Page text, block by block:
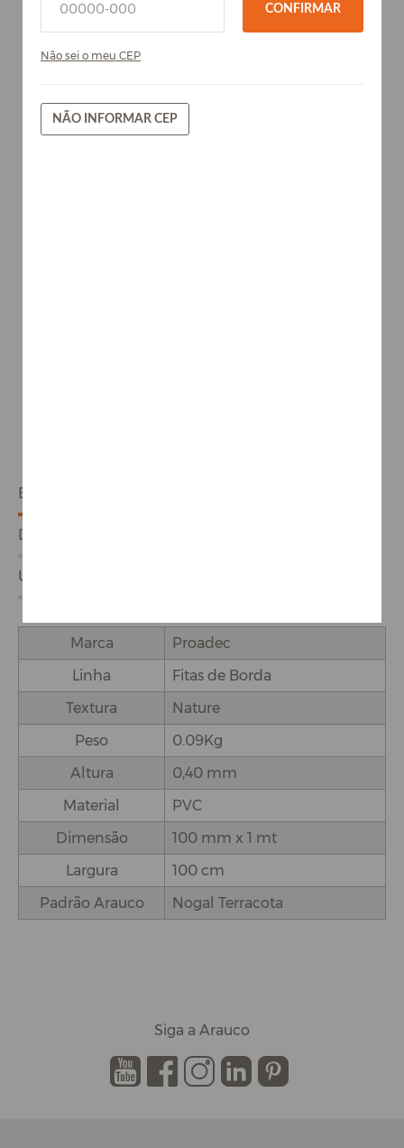
ESPECIFICAÇÕES
DETALHES DO PRODUTO
USO E APLICAÇÕES
Marca
Proadec
Linha
Fitas de Borda
Textura
Nature
Peso
0.09Kg
Altura
0,40 mm
Material
PVC
Dimensão
100 mm x 1 mt
Largura
100 cm
Padrão Arauco
Nogal Terracota
Siga a Arauco
. . . . .
CONFIRMAR
Não sei o meu CEP
NÃO INFORMAR CEP